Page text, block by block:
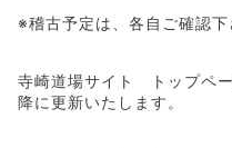
※稽古予定は、各自ご確認下
寺崎道場サイト トップペ
降に更新いたします。